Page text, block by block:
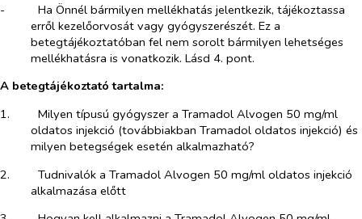
-​
Ha Önnél bármilyen mellékhatás jelentkezik, tájékoztassa
erről kezelőorvosát vagy gyógyszerészét. Ez a
betegtájékoztatóban fel nem sorolt bármilyen lehetséges
mellékhatásra is vonatkozik. Lásd 4. pont.
A betegtájékoztató tartalma:
1.​
Milyen típusú gyógyszer a Tramadol Alvogen 50 mg/ml
oldatos injekció (továbbiakban Tramadol oldatos injekció) és
milyen betegségek esetén alkalmazható?
2.​
Tudnivalók a Tramadol Alvogen 50 mg/ml oldatos injekció
alkalmazása előtt